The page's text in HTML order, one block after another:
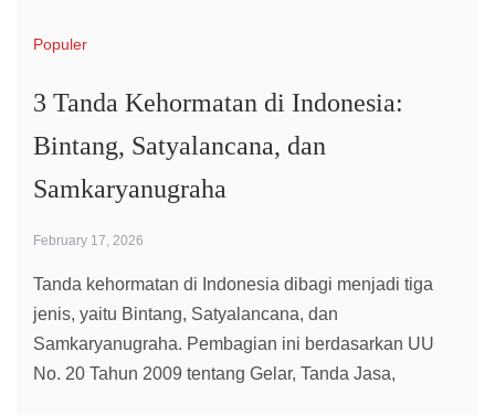
Populer
3 Tanda Kehormatan di Indonesia:
Bintang, Satyalancana, dan
Samkaryanugraha
February 17, 2026
Tanda kehormatan di Indonesia dibagi menjadi tiga
jenis, yaitu Bintang, Satyalancana, dan
Samkaryanugraha. Pembagian ini berdasarkan UU
No. 20 Tahun 2009 tentang Gelar, Tanda Jasa,